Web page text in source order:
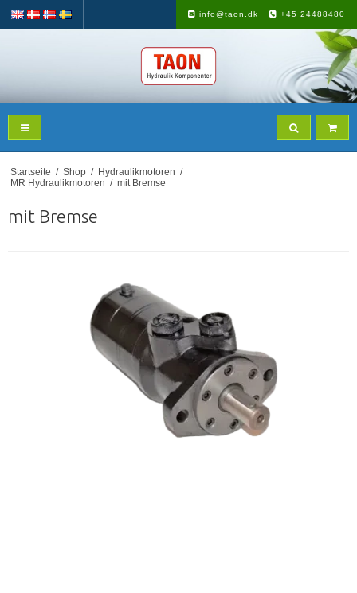
info@taon.dk +45 24488480
Startseite / Shop / Hydraulikmotoren /
MR Hydraulikmotoren / mit Bremse
mit Bremse